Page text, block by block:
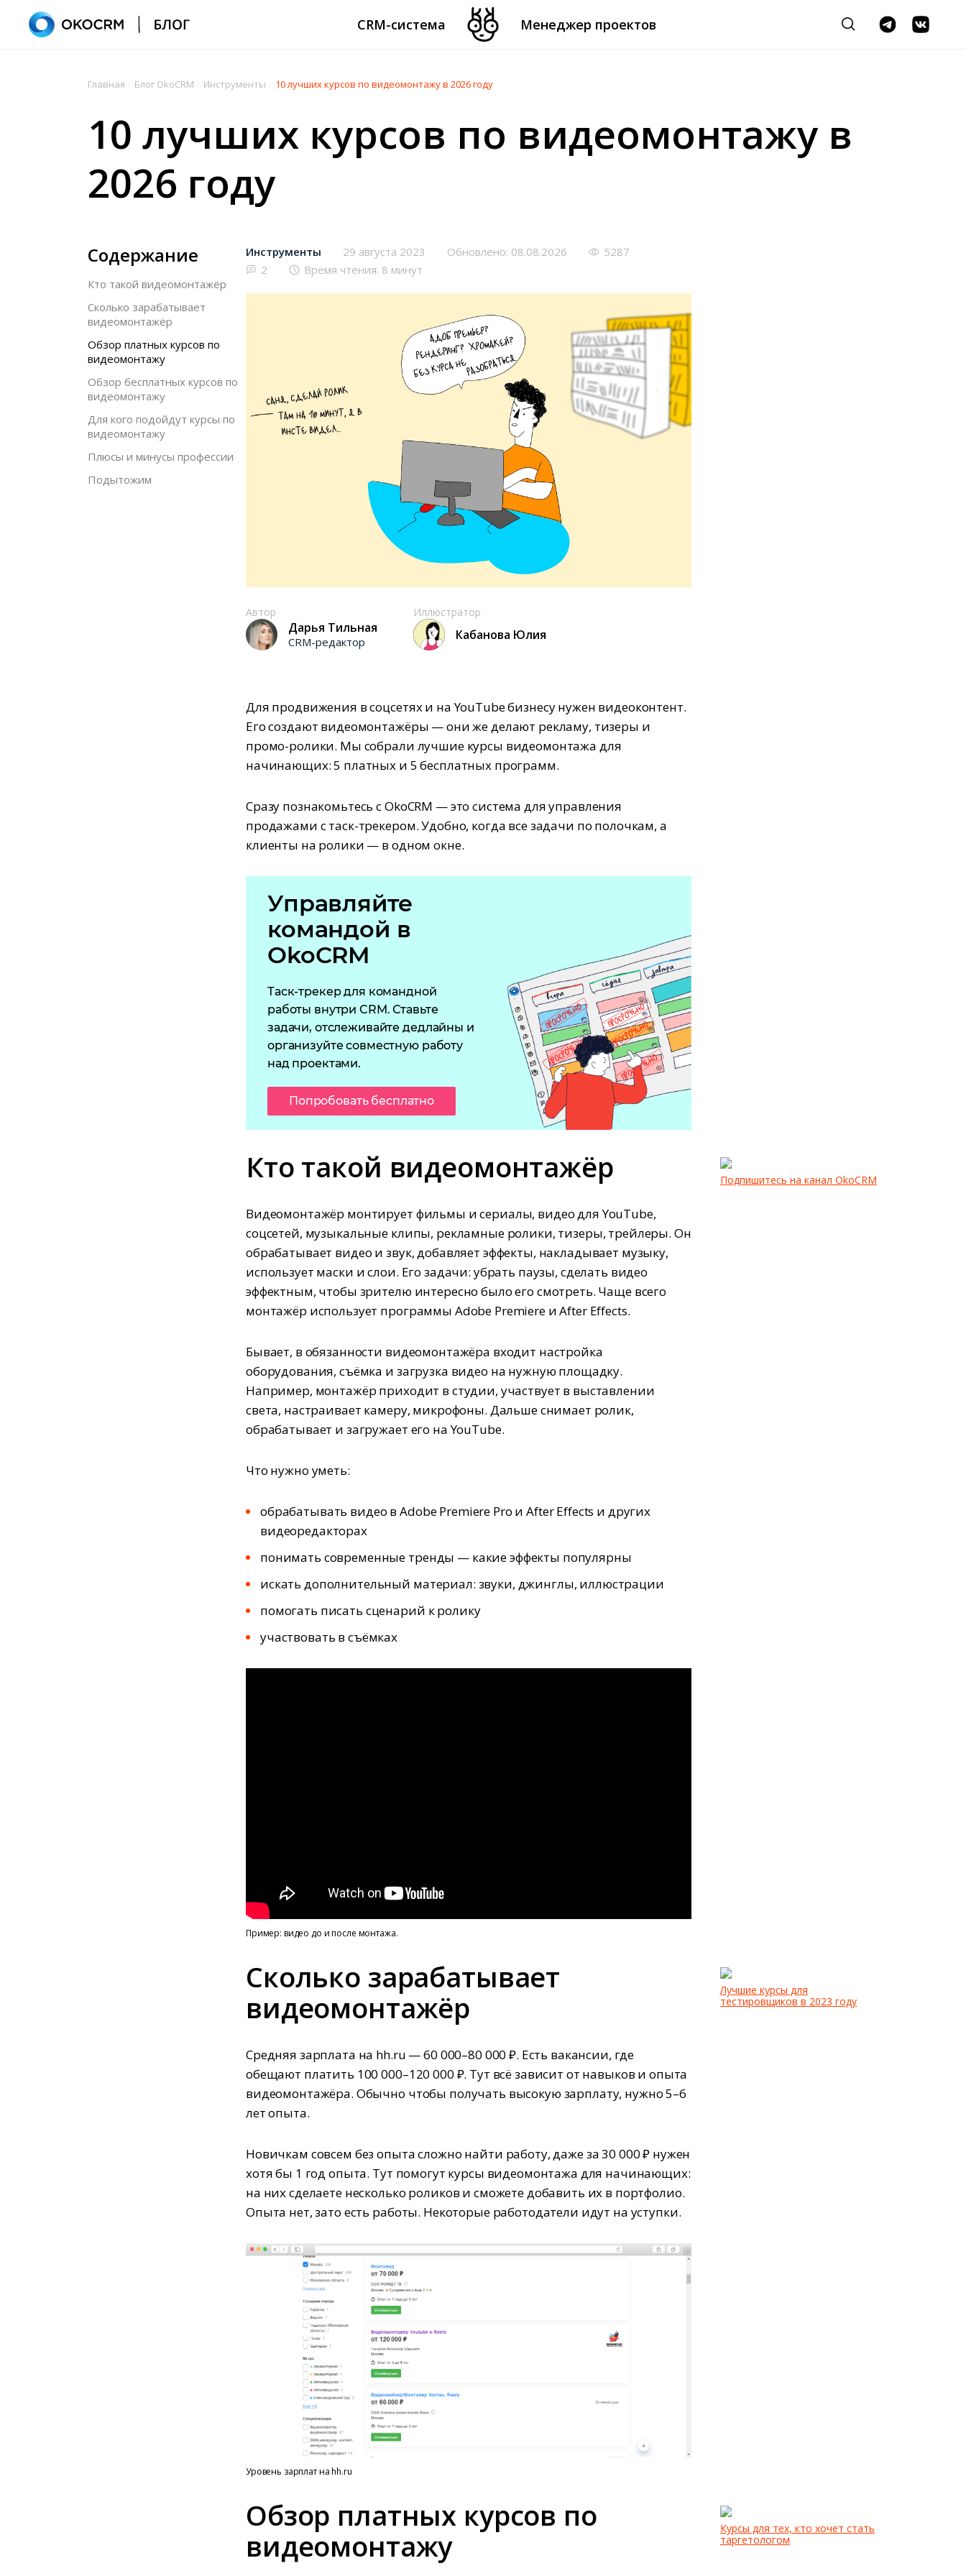
CRM-система Менеджер проектов
Главная Блог OkoCRM Инструменты 10 лучших курсов по видеомонтажу в 2026 году
10 лучших курсов по видеомонтажу в
2026 году
Содержание
Кто такой видеомонтажёр
Сколько зарабатывает
видеомонтажёр
Обзор платных курсов по
видеомонтажу
Обзор бесплатных курсов по
видеомонтажу
Для кого подойдут курсы по
видеомонтажу
Плюсы и минусы профессии
Подытожим
Инструменты 29 августа 2023 Обновлено: 08.08.2026
5287
2
Время чтения: 8 минут
Автор
Дарья Тильная
CRM-редактор
Иллюстратор
Кабанова Юлия
Для продвижения в соцсетях и на YouTube бизнесу нужен видеоконтент.
Его создают видеомонтажёры — они же делают рекламу, тизеры и
промо-ролики. Мы собрали лучшие курсы видеомонтажа для
начинающих: 5 платных и 5 бесплатных программ.
Сразу познакомьтесь с OkoCRM — это система для управления
продажами с таск-трекером. Удобно, когда все задачи по полочкам, а
клиенты на ролики — в одном окне.
Управляйте
командой в
OkoCRM
Таск-трекер для командной
работы внутри CRM. Ставьте
задачи, отслеживайте дедлайны и
организуйте совместную работу
над проектами.
Попробовать бесплатно
Кто такой видеомонтажёр
Видеомонтажёр монтирует фильмы и сериалы, видео для YouTube,
соцсетей, музыкальные клипы, рекламные ролики, тизеры, трейлеры. Он
обрабатывает видео и звук, добавляет эффекты, накладывает музыку,
использует маски и слои. Его задачи: убрать паузы, сделать видео
эффектным, чтобы зрителю интересно было его смотреть. Чаще всего
монтажёр использует программы Adobe Premiere и After Effects.
Бывает, в обязанности видеомонтажёра входит настройка
оборудования, съёмка и загрузка видео на нужную площадку.
Например, монтажёр приходит в студии, участвует в выставлении
света, настраивает камеру, микрофоны. Дальше снимает ролик,
обрабатывает и загружает его на YouTube.
Что нужно уметь:
обрабатывать видео в Adobe Premiere Pro и After Effects и других
видеоредакторах
понимать современные тренды — какие эффекты популярны
искать дополнительный материал: звуки, джинглы, иллюстрации
помогать писать сценарий к ролику
участвовать в съёмках
Подпишитесь на канал OkoCRM
Пример: видео до и после монтажа.
Сколько зарабатывает
видеомонтажёр
Средняя зарплата на hh.ru — 60 000–80 000 ₽. Есть вакансии, где
обещают платить 100 000–120 000 ₽. Тут всё зависит от навыков и опыта
видеомонтажёра. Обычно чтобы получать высокую зарплату, нужно 5–6
лет опыта.
Новичкам совсем без опыта сложно найти работу, даже за 30 000 ₽ нужен
хотя бы 1 год опыта. Тут помогут курсы видеомонтажа для начинающих:
на них сделаете несколько роликов и сможете добавить их в портфолио.
Опыта нет, зато есть работы. Некоторые работодатели идут на уступки.
Лучшие курсы для
тестировщиков в 2023 году
Уровень зарплат на hh.ru
Обзор платных курсов по
видеомонтажу
Курсы для тех, кто хочет стать
таргетологом